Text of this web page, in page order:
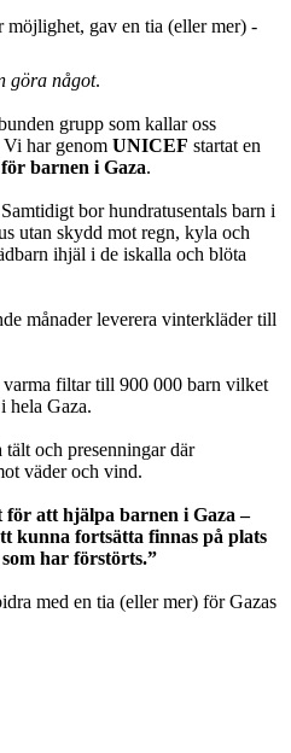
möjlighet, gav en tia (eller mer) -
göra något.
grupp som kallar oss
Vi har genom UNICEF startat en
barnen i Gaza.
bor hundratusentals barn i
utan skydd mot regn, kyla och
ihjäl i de iskalla och blöta
månader leverera vinterkläder till
filtar till 900 000 barn vilket
hela Gaza.
och presenningar där
väder och vind.
att hjälpa barnen i Gaza –
kunna fortsätta finnas på plats
har förstörts.”
med en tia (eller mer) för Gazas